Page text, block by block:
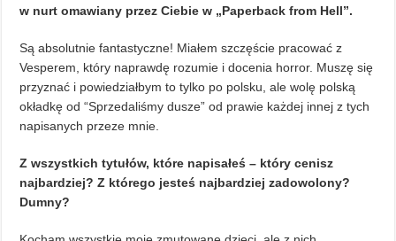
w nurt omawiany przez Ciebie w „Paperback from Hell”.
Są absolutnie fantastyczne! Miałem szczęście pracować z
Vesperem, który naprawdę rozumie i docenia horror. Muszę się
przyznać i powiedziałbym to tylko po polsku, ale wolę polską
okładkę od “Sprzedaliśmy dusze” od prawie każdej innej z tych
napisanych przeze mnie.
Z wszystkich tytułów, które napisałeś – który cenisz
najbardziej? Z którego jesteś najbardziej zadowolony?
Dumny?